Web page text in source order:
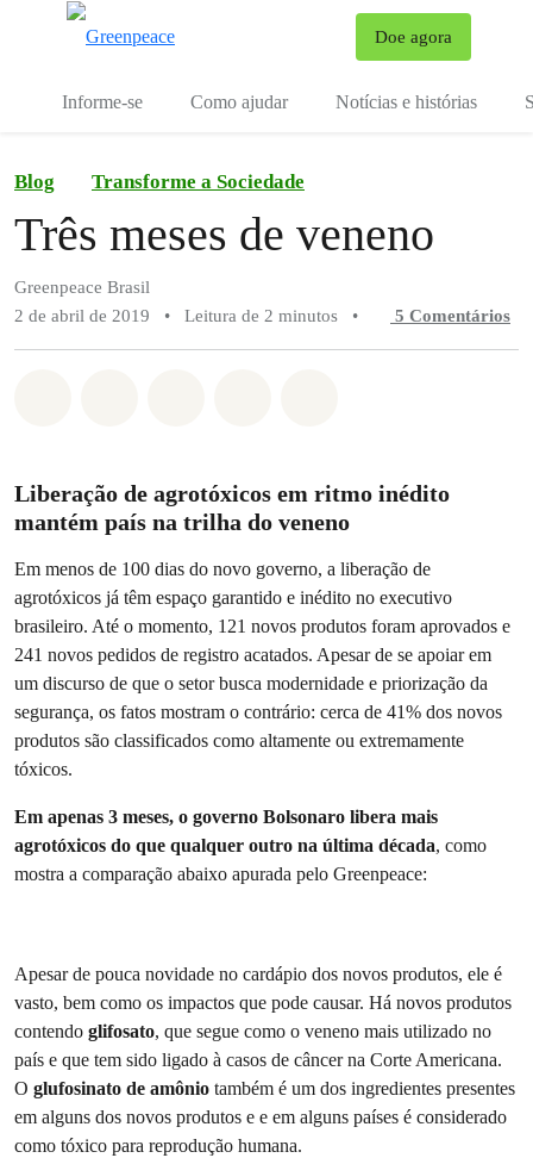
Doe agora
Informe-se Como ajudar Notícias e histórias
Blog Transforme a Sociedade
Três meses de veneno
Greenpeace Brasil
2 de abril de 2019
• Leitura de 2 minutos • 5 Comentários
Liberação de agrotóxicos em ritmo inédito
mantém país na trilha do veneno
Em menos de 100 dias do novo governo, a liberação de
agrotóxicos já têm espaço garantido e inédito no executivo
brasileiro. Até o momento, 121 novos produtos foram aprovados e
241 novos pedidos de registro acatados. Apesar de se apoiar em
um discurso de que o setor busca modernidade e priorização da
segurança, os fatos mostram o contrário: cerca de 41% dos novos
produtos são classificados como altamente ou extremamente
tóxicos.
Em apenas 3 meses, o governo Bolsonaro libera mais
agrotóxicos do que qualquer outro na última década, como
mostra a comparação abaixo apurada pelo Greenpeace:
Apesar de pouca novidade no cardápio dos novos produtos, ele é
vasto, bem como os impactos que pode causar. Há novos produtos
contendo glifosato, que segue como o veneno mais utilizado no
país e que tem sido ligado à casos de câncer na Corte Americana.
O glufosinato de amônio também é um dos ingredientes presentes
em alguns dos novos produtos e e em alguns países é considerado
como tóxico para reprodução humana.